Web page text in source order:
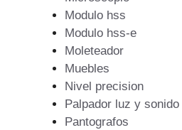
Modulo hss
Modulo hss-e
Moleteador
Muebles
Nivel precision
Palpador luz y sonido
Pantografos